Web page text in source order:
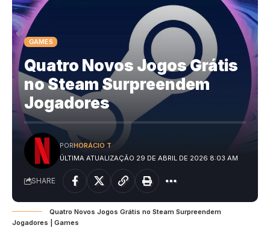
GAMES
Quatro Novos Jogos Grátis
no Steam Surpreendem
Jogadores
ÚLTIMA ATUALIZAÇÃO 29 DE ABRIL DE 2026 8:03 AM
PORHORÁCIO T
SHARE
Quatro Novos Jogos Grátis no Steam Surpreendem
Jogadores | Games